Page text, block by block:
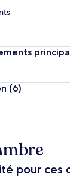
(6)
pour ces